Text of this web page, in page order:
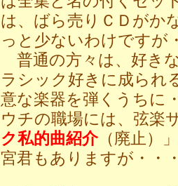
は、ばら売りＣＤがか
っと少ないわけですが
普通の方々は、好き
ラシック好きに成られ
意な楽器を弾くうちに
ウチの職場には、弦楽
ク私的曲紹介（廃止）
宮君もありますが・・